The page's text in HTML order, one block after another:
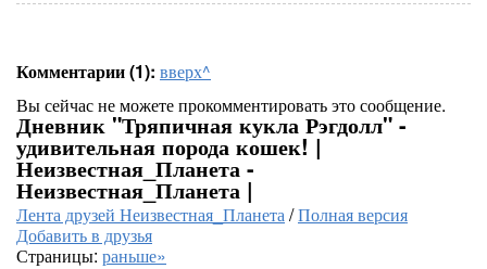
Комментарии (1): вверх^
Вы сейчас не можете прокомментировать это сообщение.
Дневник "Тряпичная кукла Рэгдолл" -
удивительная порода кошек! |
Неизвестная_Планета -
Неизвестная_Планета |
Лента друзей Неизвестная_Планета/Полная версия
Добавить в друзья
Страницы: раньше»